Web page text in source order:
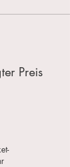
Preis